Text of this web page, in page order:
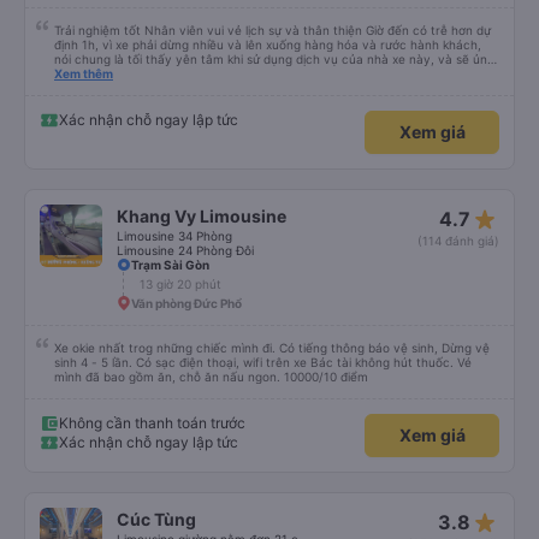
Trải nghiệm tốt Nhân viên vui vẻ lịch sự và thân thiện Giờ đến có trễ hơn dự
định 1h, vì xe phải dừng nhiều và lên xuống hàng hóa và rước hành khách,
nói chung là tối thấy yên tâm khi sử dụng dịch vụ của nhà xe này, và sẽ ủng
hộ và giới thiệu cho người thân sử dụng dịch vụ của nhà xe này
Xem thêm
Xác nhận chỗ ngay lập tức
Xem giá
Khang Vy Limousine
Limousine 34 Phòng
Limousine 24 Phòng Đôi
4.7 star_rate
(114 đánh giá)
Trạm Sài Gòn
13 giờ 20 phút
Văn phòng Đức Phổ
Xe okie nhất trog những chiếc mình đi. Có tiếng thông báo vệ sinh, Dừng vệ
sinh 4 - 5 lần. Có sạc điện thoại, wifi trên xe Bác tài không hút thuốc. Vé
mình đã bao gồm ăn, chỗ ăn nấu ngon. 10000/10 điểm
Không cần thanh toán trước
Xác nhận chỗ ngay lập tức
Xem giá
Cúc Tùng 3.8 star_rate